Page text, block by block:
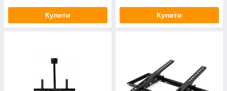
Купити Купити